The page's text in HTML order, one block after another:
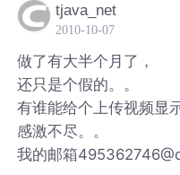
tjava_net
2010-10-07
做了有大半个月了，
还只是个假的。。
有谁能给个上传视频显
感激不尽。。
我的邮箱